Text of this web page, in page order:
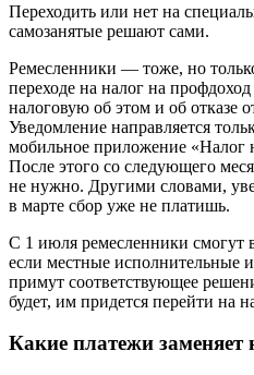
Переходить или нет на
самозанятые решают сами.
Ремесленники — тоже, но
переходе на налог на
налоговую об этом и об отказе
Уведомление направляется
мобильное приложение «Налог
После этого со следующего
не нужно. Другими словами,
в марте сбор уже не платишь.
С 1 июля ремесленники смогут
если местные исполнительные
примут соответствующее
будет, им придется перейти на
Какие платежи заменяет